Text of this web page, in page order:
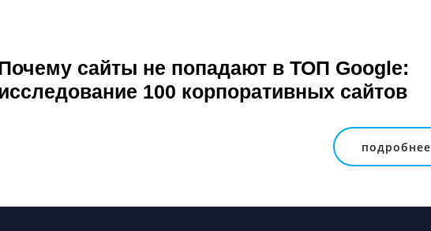
сайты не попадают в ТОП Google:
100 корпоративных сайтов
подробнее